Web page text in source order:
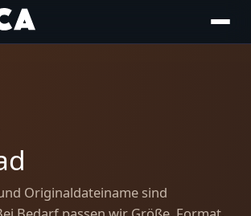
Originaldateiname sind